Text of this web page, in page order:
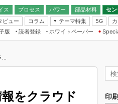
ス
プロセス パワー 部品材料 セ
無線
ビュー コラム
テーマ特集
Research）
5G
IoT・エッジコ
EXPO
TECHNO-
版
読者登録 ホワイトペーパー
をクラウド
印